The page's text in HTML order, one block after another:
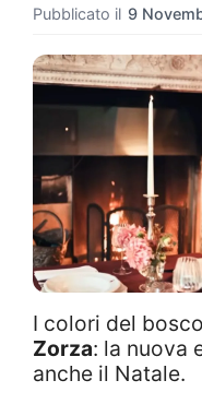
Pubblicato il 9
I colori del
Zorza: la nuova
anche il Natale.